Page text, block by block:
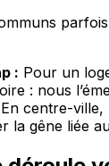
: Pour un
: nous
centre-
la gêne liée